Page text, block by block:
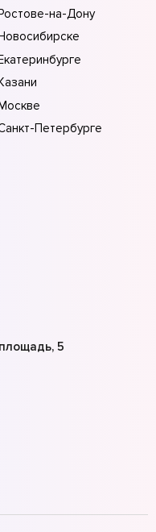
на-Донy
Петербурге
5